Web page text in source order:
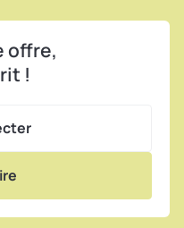
offre,
!